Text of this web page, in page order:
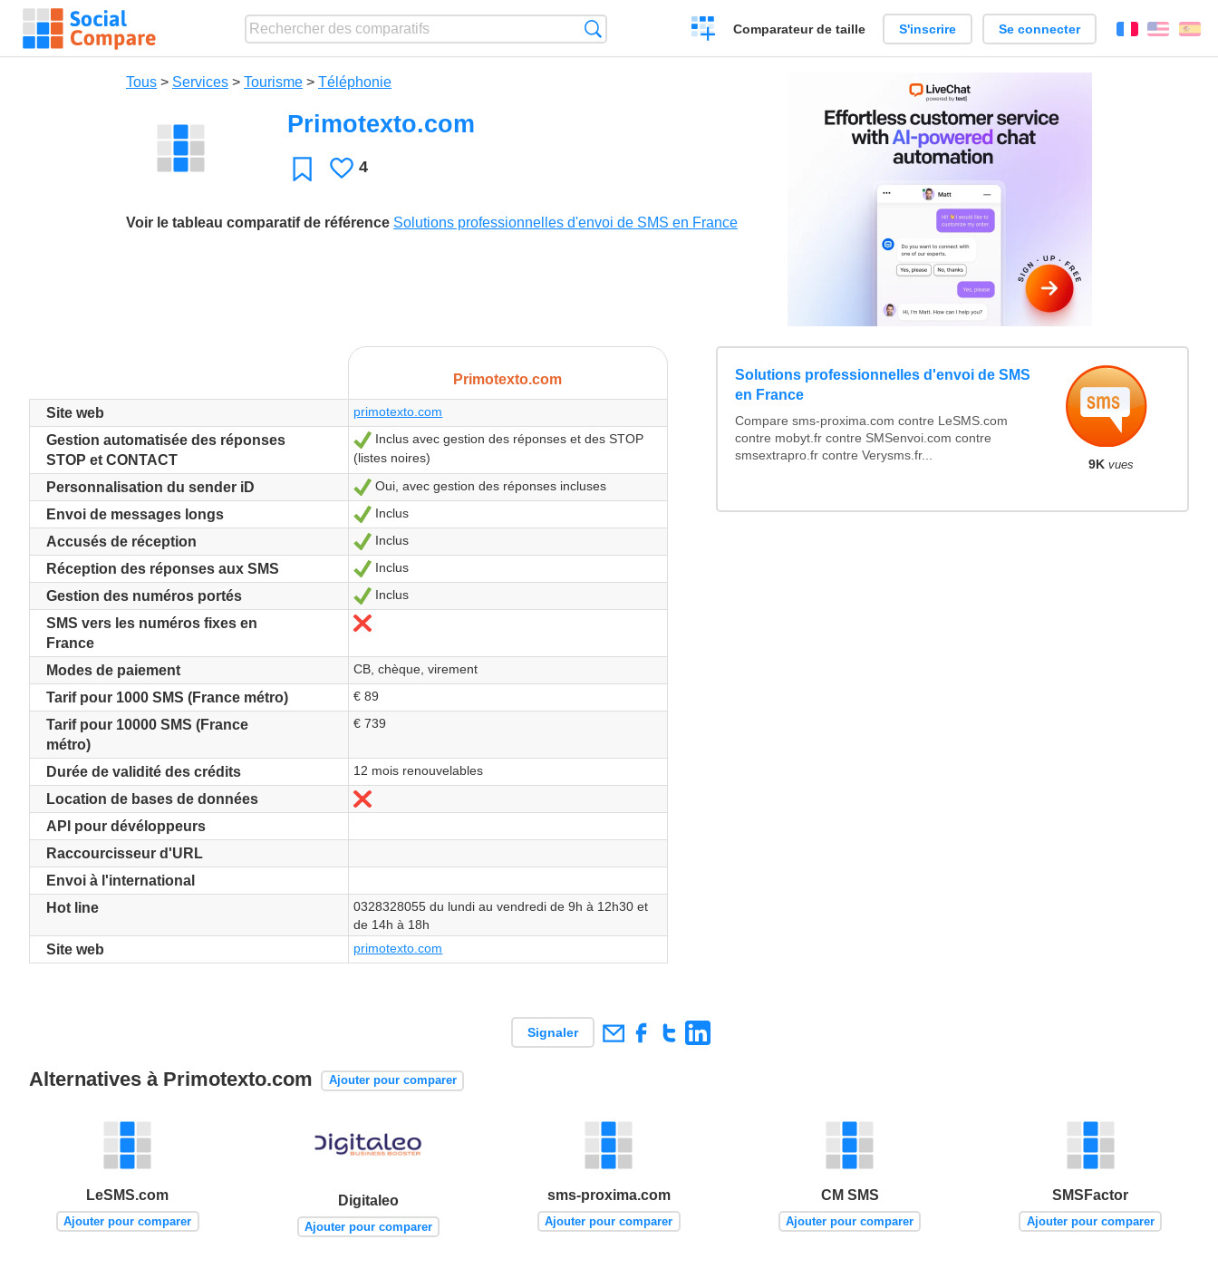
Créer
un
Comparateur de taille S'inscrire Se connecter FrançaisEnglish
Tous > Services > Tourisme > Téléphonie
Primotexto.com
Favori J'aime
4
Voir le tableau comparatif de référence Solutions professionnelles d'envoi de SMS en France
Primotexto.com
Site web primotexto.com
Gestion automatisée des réponses
STOP et CONTACT
Oui
Inclus avec gestion des réponses et des STOP
(listes noires)
Personnalisation du sender iD Oui
Oui, avec gestion des réponses incluses
Envoi de messages longs Oui
Inclus
Accusés de réception Oui
Inclus
Réception des réponses aux SMS Oui
Inclus
Gestion des numéros portés Oui
Inclus
SMS vers les numéros fixes en
France
Non
Modes de paiement CB, chèque, virement
Tarif pour 1000 SMS (France métro) € 89
Tarif pour 10000 SMS (France
métro)
€ 739
Durée de validité des crédits 12 mois renouvelables
Location de bases de données Non
API pour dévéloppeurs
Raccourcisseur d'URL
Envoi à l'international
Hot line
0328328055 du lundi au vendredi de 9h à 12h30 et
de 14h à 18h
Site web primotexto.com
Solutions professionnelles d'envoi de SMS
en France
Compare sms-proxima.com contre LeSMS.com
contre mobyt.fr contre SMSenvoi.com contre
smsextrapro.fr contre Verysms.fr...
9K vues
Signaler
Alternatives à Primotexto.com Ajouter pour comparer
LeSMS.com
Ajouter pour comparer
Digitaleo
Ajouter pour comparer
sms-proxima.com
Ajouter pour comparer
CM SMS
Ajouter pour comparer
SMSFactor
Ajouter pour comparer